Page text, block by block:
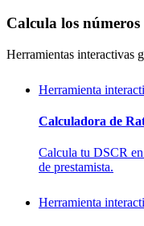
Calcula los números
Herramientas interactivas
Herramienta
Calculadora de
Calcula tu DSCR
de prestamista.
Herramienta